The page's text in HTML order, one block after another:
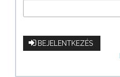
BEJELENTKEZÉS